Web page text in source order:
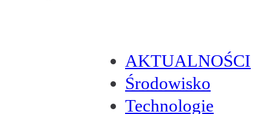
AKTUALNOŚCI
Środowisko
Technologie